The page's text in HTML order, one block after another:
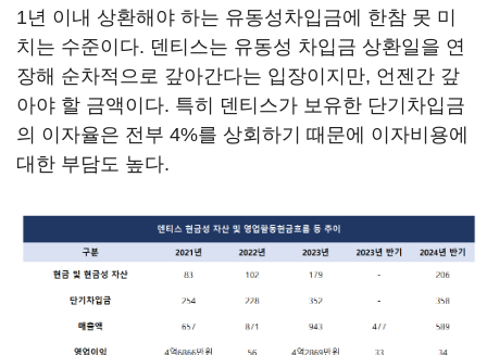
1년 이내 상환해야 하는 유동성차입금에 한참 못 미
치는 수준이다. 덴티스는 유동성 차입금 상환일을 연
장해 순차적으로 갚아간다는 입장이지만, 언젠간 갚
아야 할 금액이다. 특히 덴티스가 보유한 단기차입금
의 이자율은 전부 4%를 상회하기 때문에 이자비용에
대한 부담도 높다.